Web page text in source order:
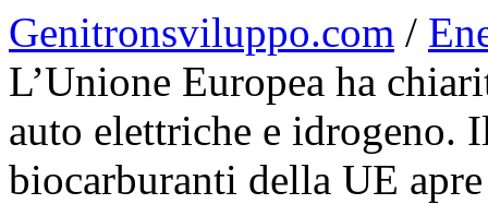
Genitronsviluppo.com /
L’Unione Europea ha
auto elettriche e idrogeno.
biocarburanti della UE